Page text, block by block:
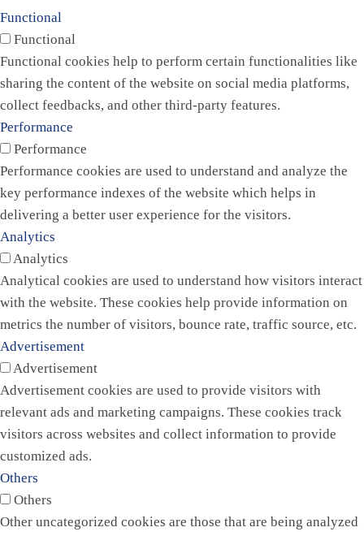
Functional
Functional
Functional cookies help to perform certain functionalities like
sharing the content of the website on social media platforms,
collect feedbacks, and other third-party features.
Performance
Performance
Performance cookies are used to understand and analyze the
key performance indexes of the website which helps in
delivering a better user experience for the visitors.
Analytics
Analytics
Analytical cookies are used to understand how visitors interact
with the website. These cookies help provide information on
metrics the number of visitors, bounce rate, traffic source, etc.
Advertisement
Advertisement
Advertisement cookies are used to provide visitors with
relevant ads and marketing campaigns. These cookies track
visitors across websites and collect information to provide
customized ads.
Others
Others
Other uncategorized cookies are those that are being analyzed